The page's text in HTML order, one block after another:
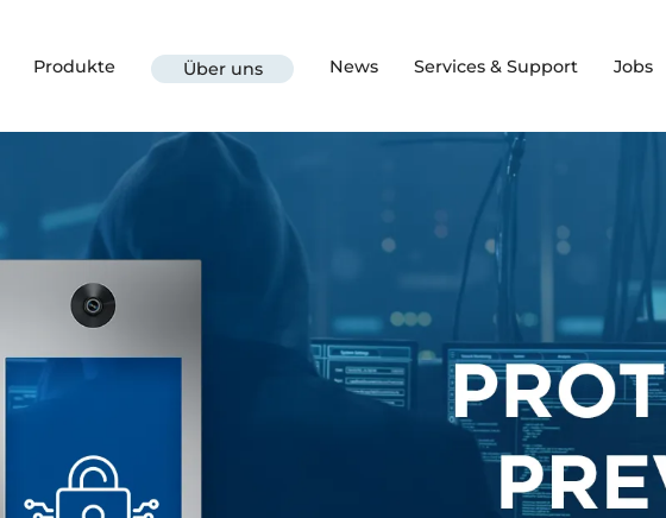
Produkte Über uns News Services & Support Jobs